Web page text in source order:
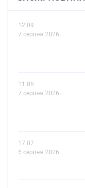
12.09
7 серпня 2026
11.05
7 серпня 2026
17.07
6 серпня 2026